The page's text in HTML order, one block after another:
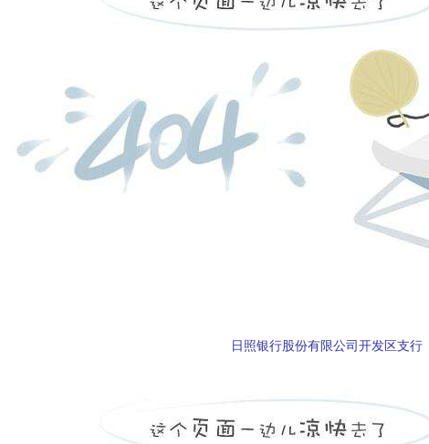
日照银行股份有限公司开发区支行